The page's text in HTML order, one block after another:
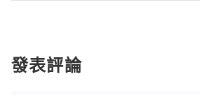
發表評論